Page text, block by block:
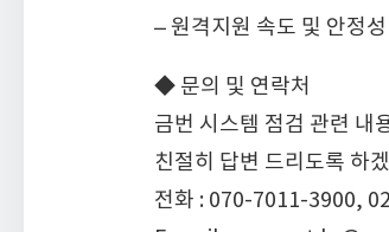
– 원격지원 속도 및 안정
◆ 문의 및 연락처
금번 시스템 점검 관련 내
친절히 답변 드리도록 하
전화 : 070-7011-3900,